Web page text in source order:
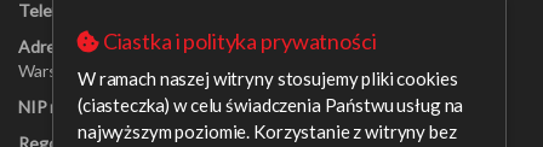
Telefon:
Adres:
Al. Jerozolimskie 30/21
Warszawa 00-024
NIP nr:
526-16-67-131
Ciastka i polityka prywatności
W ramach naszej witryny stosujemy pliki cookies
(ciasteczka) w celu świadczenia Państwu usług na
najwyższym poziomie. Korzystanie z witryny bez